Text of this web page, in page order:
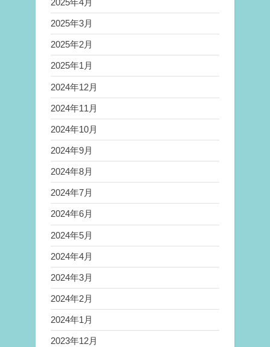
2025年4月
2025年3月
2025年2月
2025年1月
2024年12月
2024年11月
2024年10月
2024年9月
2024年8月
2024年7月
2024年6月
2024年5月
2024年4月
2024年3月
2024年2月
2024年1月
2023年12月